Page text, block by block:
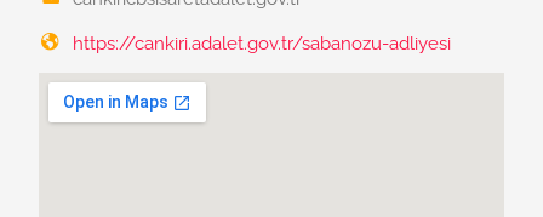
https://cankiri.adalet.gov.tr/sabanozu-adliyesi